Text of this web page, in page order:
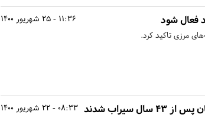
11:36 - 25 شهریور 1400 فعال شود
مرزی تاکید کرد.
08:33 - 22 شهریور 1400 این روستاهای سیستان وبلوچستان پس از ۴۳ سال سیراب شدند